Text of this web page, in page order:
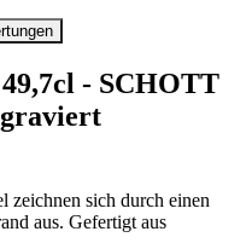
- SCHOTT
zeichnen sich durch einen
aus. Gefertigt aus